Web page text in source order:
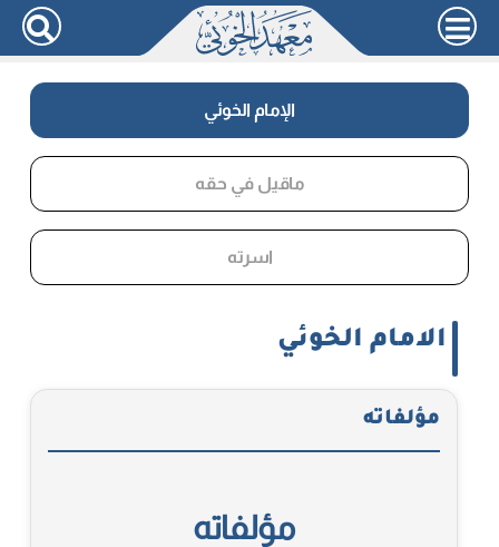
الإمام الخوئي
ماقيل في حقه
اسرته
الامام الخوئي
مؤلفاته
مؤلفاته